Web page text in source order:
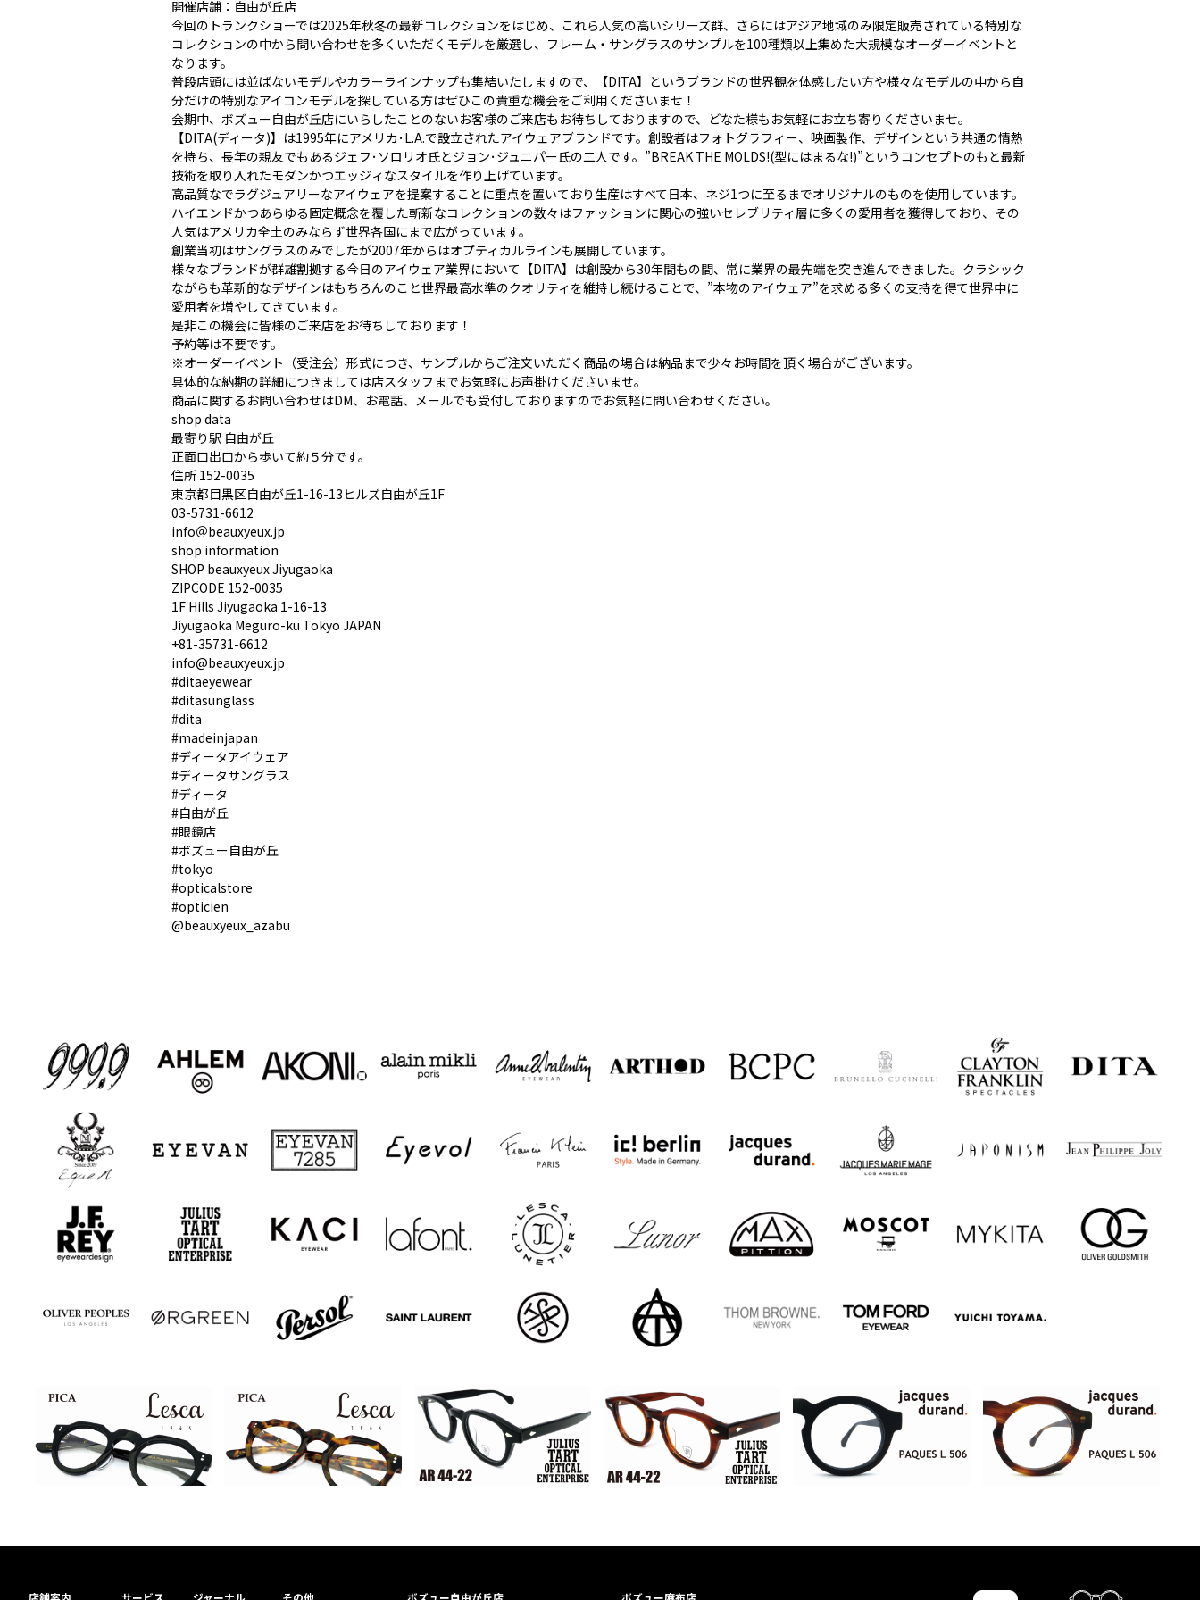
開催店舗：自由が丘店
今回のトランクショーでは2025年秋冬の最新コレクションをはじめ、これら人気の高いシリーズ群、さらにはアジア地域のみ限定販売されている特別な
コレクションの中から問い合わせを多くいただくモデルを厳選し、フレーム・サングラスのサンプルを100種類以上集めた大規模なオーダーイベントと
なります。
普段店頭には並ばないモデルやカラーラインナップも集結いたしますので、【DITA】というブランドの世界観を体感したい方や様々なモデルの中から自
分だけの特別なアイコンモデルを探している方はぜひこの貴重な機会をご利用くださいませ！
会期中、ボズュー自由が丘店にいらしたことのないお客様のご来店もお待ちしておりますので、どなた様もお気軽にお立ち寄りくださいませ。
【DITA(ディータ)】は1995年にアメリカ･L.A.で設立されたアイウェアブランドです。創設者はフォトグラフィー、映画製作、デザインという共通の情熱
を持ち、長年の親友でもあるジェフ･ソロリオ氏とジョン･ジュニパー氏の二人です。”BREAK THE MOLDS!(型にはまるな!)”というコンセプトのもと最新
技術を取り入れたモダンかつエッジィなスタイルを作り上げています。
高品質なでラグジュアリーなアイウェアを提案することに重点を置いており生産はすべて日本、ネジ1つに至るまでオリジナルのものを使用しています。
ハイエンドかつあらゆる固定概念を覆した斬新なコレクションの数々はファッションに関心の強いセレブリティ層に多くの愛用者を獲得しており、その
人気はアメリカ全土のみならず世界各国にまで広がっています。
創業当初はサングラスのみでしたが2007年からはオプティカルラインも展開しています。
様々なブランドが群雄割拠する今日のアイウェア業界において【DITA】は創設から30年間もの間、常に業界の最先端を突き進んできました。クラシック
ながらも革新的なデザインはもちろんのこと世界最高水準のクオリティを維持し続けることで、”本物のアイウェア”を求める多くの支持を得て世界中に
愛用者を増やしてきています。
是非この機会に皆様のご来店をお待ちしております！
予約等は不要です。
※オーダーイベント（受注会）形式につき、サンプルからご注文いただく商品の場合は納品まで少々お時間を頂く場合がございます。
具体的な納期の詳細につきましては店スタッフまでお気軽にお声掛けくださいませ。
商品に関するお問い合わせはDM、お電話、メールでも受付しておりますのでお気軽に問い合わせください。
shop data
最寄り駅 自由が丘
正面口出口から歩いて約５分です。
住所 152-0035
東京都目黒区自由が丘1-16-13ヒルズ自由が丘1F
03-5731-6612
info＠beauxyeux.jp
shop information
SHOP beauxyeux Jiyugaoka
ZIPCODE 152-0035
1F Hills Jiyugaoka 1-16-13
Jiyugaoka Meguro-ku Tokyo JAPAN
+81-35731-6612
info@beauxyeux.jp
#ditaeyewear
#ditasunglass
#dita
#madeinjapan
#ディータアイウェア
#ディータサングラス
#ディータ
#自由が丘
#眼鏡店
#ボズュー自由が丘
#tokyo
#opticalstore
#opticien
@beauxyeux_azabu
店舗案内 サービス ジャーナル その他 ボズュー自由が丘店 ボズュー麻布店